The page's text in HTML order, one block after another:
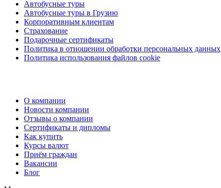
Автобусные туры
Автобусные туры в Грузию
Корпоративным клиентам
Страхование
Подарочные сертификаты
Политика в отношении обработки персональных данных
Политика использования файлов cookie
О компании
Новости компании
Отзывы о компании
Сертификаты и дипломы
Как купить
Курсы валют
Приём граждан
Вакансии
Блог